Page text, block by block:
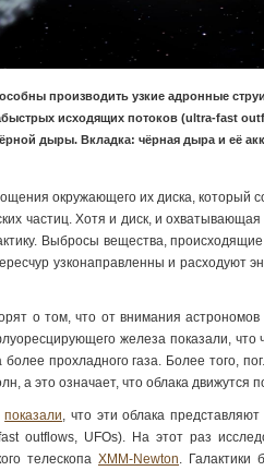
производить узкие адронные
исходящих потоков (ultra-fast
дыры. Вкладка: чёрная дыра и её
окружающего их диска, который
частиц. Хотя и диск, и
Выбросы вещества,
узконаправленны и расходуют
о том, что от внимания
железа показали, что
более прохладного газа. Более того,
а это означает, что облака движутся
показали, что эти облака
outflows, UFOs). На этот раз
телескопа XMM-Newton. Галактики